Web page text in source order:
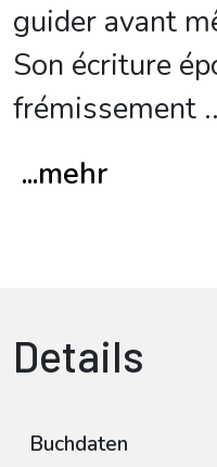
guider avant
Son écriture
frémissement
...mehr
Details
Buchdaten